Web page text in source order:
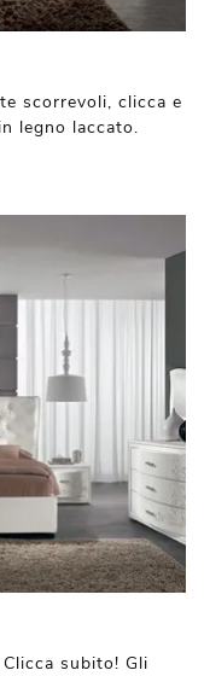
scorrevoli, clicca e
legno laccato.
subito! Gli